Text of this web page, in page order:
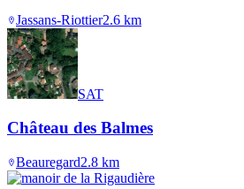
Jassans-Riottier2.6 km
SAT
Château des Balmes
Beauregard2.8 km